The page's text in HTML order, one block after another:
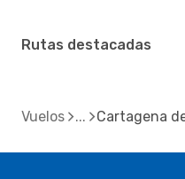
Rutas destacadas
Vuelos Cartagena